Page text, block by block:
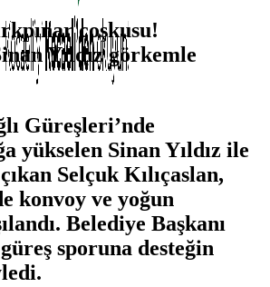
coşkusu!
Yıldız görkemle
Güreşleri’nde
yükselen Sinan Yıldız ile
Selçuk Kılıçaslan,
konvoy ve yoğun
Belediye Başkanı
sporuna desteğin